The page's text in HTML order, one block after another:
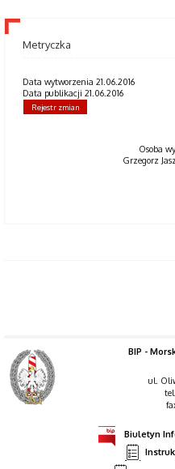
Metryczka
Data wytworzenia 21.06.2016
Data publikacji 21.06.2016
Rejestr zmian
Osoba
Grzegorz
BIP -
ul.
Biuletyn